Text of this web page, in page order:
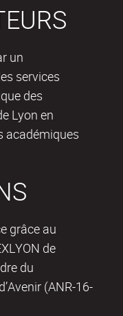
un
services
des
Lyon en
académiques
grâce au
de
du
(ANR-16-